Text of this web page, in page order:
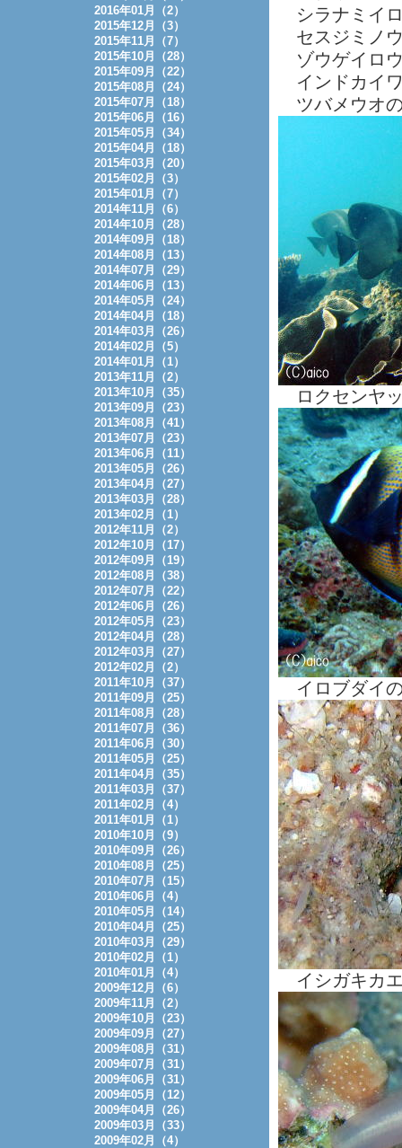
シラナミイ
セスジミノ
ゾウゲイロ
インドカイ
ツバメウオ
ロクセンヤ
イロブダイ
イシガキカ
2016年01月（2）
2015年12月（3）
2015年11月（7）
2015年10月（28）
2015年09月（22）
2015年08月（24）
2015年07月（18）
2015年06月（16）
2015年05月（34）
2015年04月（18）
2015年03月（20）
2015年02月（3）
2015年01月（7）
2014年11月（6）
2014年10月（28）
2014年09月（18）
2014年08月（13）
2014年07月（29）
2014年06月（13）
2014年05月（24）
2014年04月（18）
2014年03月（26）
2014年02月（5）
2014年01月（1）
2013年11月（2）
2013年10月（35）
2013年09月（23）
2013年08月（41）
2013年07月（23）
2013年06月（11）
2013年05月（26）
2013年04月（27）
2013年03月（28）
2013年02月（1）
2012年11月（2）
2012年10月（17）
2012年09月（19）
2012年08月（38）
2012年07月（22）
2012年06月（26）
2012年05月（23）
2012年04月（28）
2012年03月（27）
2012年02月（2）
2011年10月（37）
2011年09月（25）
2011年08月（28）
2011年07月（36）
2011年06月（30）
2011年05月（25）
2011年04月（35）
2011年03月（37）
2011年02月（4）
2011年01月（1）
2010年10月（9）
2010年09月（26）
2010年08月（25）
2010年07月（15）
2010年06月（4）
2010年05月（14）
2010年04月（25）
2010年03月（29）
2010年02月（1）
2010年01月（4）
2009年12月（6）
2009年11月（2）
2009年10月（23）
2009年09月（27）
2009年08月（31）
2009年07月（31）
2009年06月（31）
2009年05月（12）
2009年04月（26）
2009年03月（33）
2009年02月（4）